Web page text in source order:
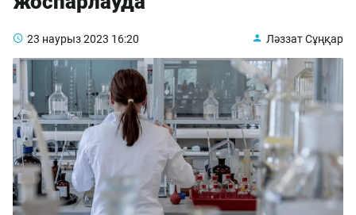
23 наурыз 2023 16:20 Ләззат Сұңқар